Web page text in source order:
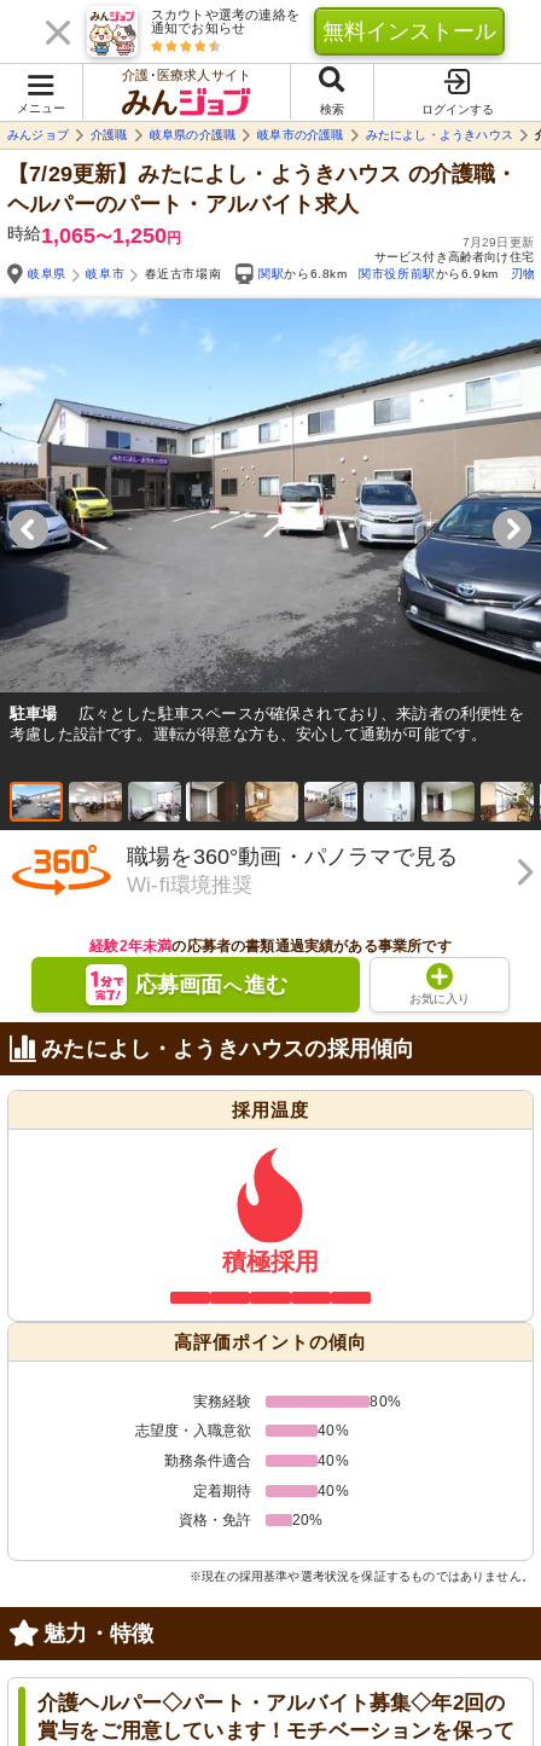
スカウトや選考の連絡を
通知でお知らせ
無料インストール
メニュー
介護･医療求人サイト
検索
ログインする
みんジョブ
介護職 岐阜県の介護職 岐阜市の介護職 みたによし・ようきハウス
【7/29更新】みたによし・ようきハウス の介護職・
ヘルパーのパート・アルバイト求人
時給1,065〜1,250円
7月29日更新
サービス付き高齢者向け住宅
岐阜県
岐阜市 春近古市場南 関駅から6.8km 関市役所前駅から6.9km 刃物
自
駐車場
広々とした駐車スペースが確保されており、来訪者の利便性を
考慮した設計です。運転が得意な方も、安心して通勤が可能です。
職場を360°動画・パノラマで見る
Wi-fi環境推奨
経験2年未満の応募者の書類通過実績がある事業所です
応募画面へ進む
お気に入り
みたによし・ようきハウスの採用傾向
採用温度
積極採用
高評価ポイントの傾向
実務経験
80%
志望度・入職意欲
40%
勤務条件適合
40%
定着期待
40%
資格・免許
20%
※現在の採用基準や選考状況を保証するものではありません。
魅力・特徴
介護ヘルパー◇パート・アルバイト募集◇年2回の
賞与をご用意しています！モチベーションを保って